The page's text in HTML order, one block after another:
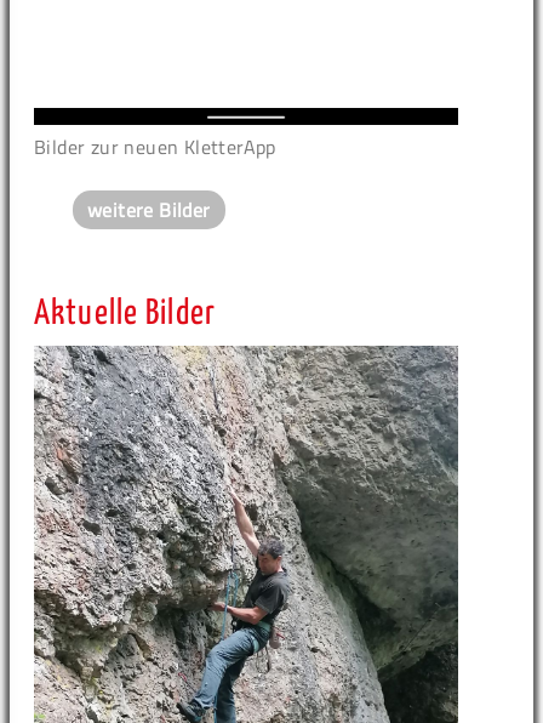
Bilder zur neuen KletterApp
weitere Bilder
Aktuelle Bilder